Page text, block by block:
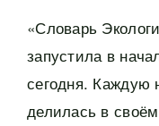
«Словарь
запустила в
сегодня. Каждую
делилась в